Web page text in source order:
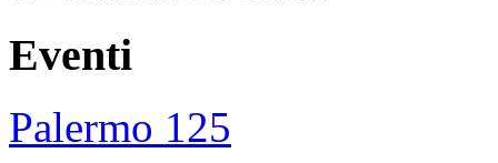
Eventi
Palermo 125